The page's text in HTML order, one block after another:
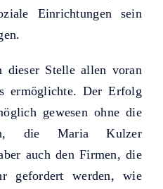
Einrichtungen sein
dieser Stelle allen voran
ermöglichte. Der Erfolg
gewesen ohne die
die Maria Kulzer
auch den Firmen, die
gefordert werden, wie